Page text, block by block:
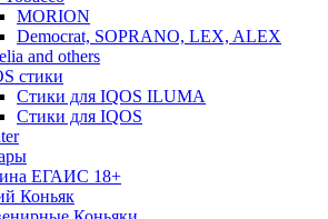
MORION
Democrat, SOPRANO, LEX, ALEX
and others
стики
Стики для IQOS ILUMA
Стики для IQOS
ЕГАИС 18+
Коньяк